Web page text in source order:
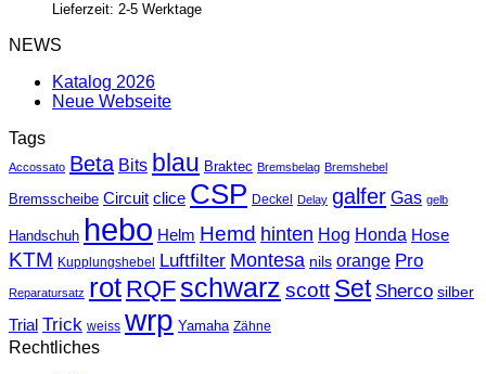
Lieferzeit: 2-5 Werktage
NEWS
Katalog 2026
Neue Webseite
Tags
Accossato Beta Bits blau Braktec Bremsbelag Bremshebel
Bremsscheibe Circuit clice CSP Deckel Delay galfer Gas gelb
Handschuh hebo Helm Hemd hinten Hog Honda Hose
KTM Kupplungshebel Luftfilter Montesa nils orange Pro
Reparatursatz rot RQF schwarz scott Set Sherco silber
Trial Trick weiss wrp Yamaha Zähne
Rechtliches